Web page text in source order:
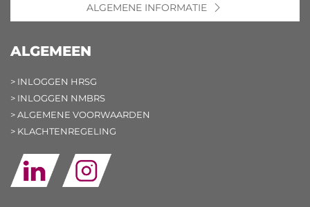
ALGEMENE INFORMATIE
ALGEMEEN
> INLOGGEN HRSG
> INLOGGEN NMBRS
> ALGEMENE VOORWAARDEN
> KLACHTENREGELING